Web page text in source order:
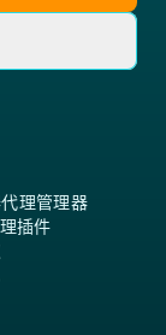
理管理器
插件